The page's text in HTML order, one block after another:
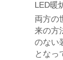
LED暖
両方の
来の方
のない
となっ